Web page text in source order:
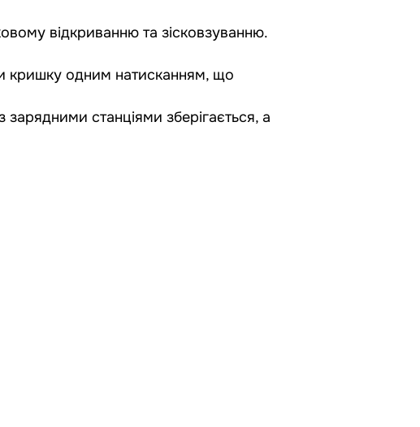
відкриванню та зісковзуванню.
кришку одним натисканням, що
станціями зберігається, а